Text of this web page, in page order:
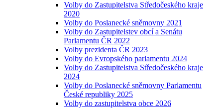
Volby do Zastupitelstva Středočeského kraje
2020
Volby do Poslanecké sněmovny 2021
Volby do Zastupitelstev obcí a Senátu
Parlamentu ČR 2022
Volby prezidenta ČR 2023
Volby do Evropského parlamentu 2024
Volby do Zastupitelstva Středočeského kraje
2024
Volby do Poslanecké sněmovny Parlamentu
České republiky 2025
Volby do zastupitelstva obce 2026